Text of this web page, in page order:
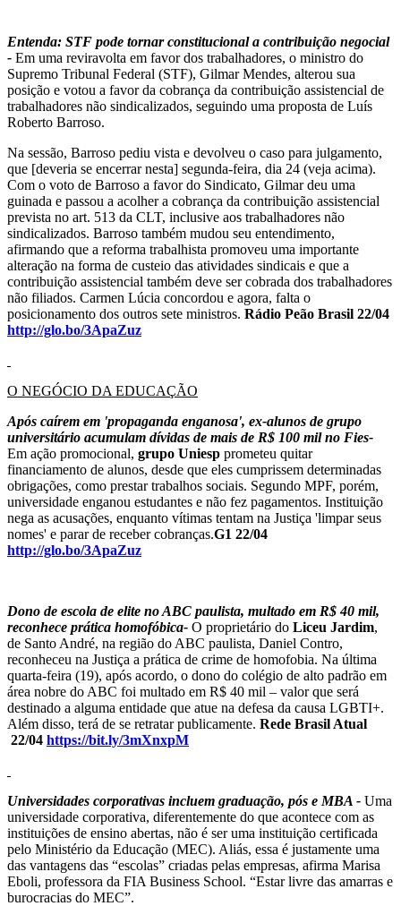
Entenda: STF pode tornar constitucional a contribuição negocial
- Em uma reviravolta em favor dos trabalhadores, o ministro do
Supremo Tribunal Federal (STF), Gilmar Mendes, alterou sua
posição e votou a favor da cobrança da contribuição assistencial de
trabalhadores não sindicalizados, seguindo uma proposta de Luís
Roberto Barroso.
Na sessão, Barroso pediu vista e devolveu o caso para julgamento,
que [deveria se encerrar nesta] segunda-feira, dia 24 (veja acima).
Com o voto de Barroso a favor do Sindicato, Gilmar deu uma
guinada e passou a acolher a cobrança da contribuição assistencial
prevista no art. 513 da CLT, inclusive aos trabalhadores não
sindicalizados. Barroso também mudou seu entendimento,
afirmando que a reforma trabalhista promoveu uma importante
alteração na forma de custeio das atividades sindicais e que a
contribuição assistencial também deve ser cobrada dos trabalhadores
não filiados. Carmen Lúcia concordou e agora, falta o
posicionamento dos outros sete ministros. Rádio Peão Brasil 22/04
http://glo.bo/3ApaZuz
O NEGÓCIO DA EDUCAÇÃO
Após caírem em 'propaganda enganosa', ex-alunos de grupo
universitário acumulam dívidas de mais de R$ 100 mil no Fies-
Em ação promocional, grupo Uniesp prometeu quitar
financiamento de alunos, desde que eles cumprissem determinadas
obrigações, como prestar trabalhos sociais. Segundo MPF, porém,
universidade enganou estudantes e não fez pagamentos. Instituição
nega as acusações, enquanto vítimas tentam na Justiça 'limpar seus
nomes' e parar de receber cobranças.G1 22/04
http://glo.bo/3ApaZuz
Dono de escola de elite no ABC paulista, multado em R$ 40 mil,
reconhece prática homofóbica- O proprietário do Liceu Jardim,
de Santo André, na região do ABC paulista, Daniel Contro,
reconheceu na Justiça a prática de crime de homofobia. Na última
quarta-feira (19), após acordo, o dono do colégio de alto padrão em
área nobre do ABC foi multado em R$ 40 mil – valor que será
destinado a alguma entidade que atue na defesa da causa LGBTI+.
Além disso, terá de se retratar publicamente. Rede Brasil Atual
22/04 https://bit.ly/3mXnxpM
Universidades corporativas incluem graduação, pós e MBA - Uma
universidade corporativa, diferentemente do que acontece com as
instituições de ensino abertas, não é ser uma instituição certificada
pelo Ministério da Educação (MEC). Aliás, essa é justamente uma
das vantagens das “escolas” criadas pelas empresas, afirma Marisa
Eboli, professora da FIA Business School. “Estar livre das amarras e
burocracias do MEC”.